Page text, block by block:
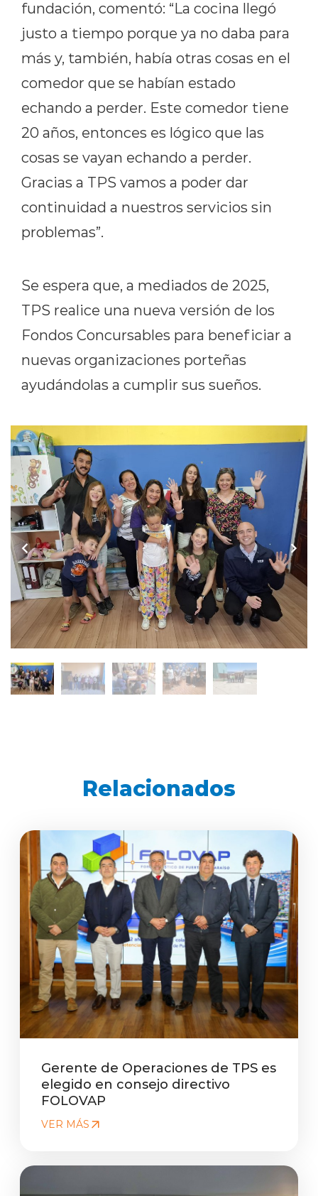
fundación, comentó: “La cocina llegó
justo a tiempo porque ya no daba para
más y, también, había otras cosas en el
comedor que se habían estado
echando a perder. Este comedor tiene
20 años, entonces es lógico que las
cosas se vayan echando a perder.
Gracias a TPS vamos a poder dar
continuidad a nuestros servicios sin
problemas”.
Se espera que, a mediados de 2025,
TPS realice una nueva versión de los
Fondos Concursables para beneficiar a
nuevas organizaciones porteñas
ayudándolas a cumplir sus sueños.
Relacionados
Gerente de Operaciones de TPS es
elegido en consejo directivo
FOLOVAP
VER MÁS